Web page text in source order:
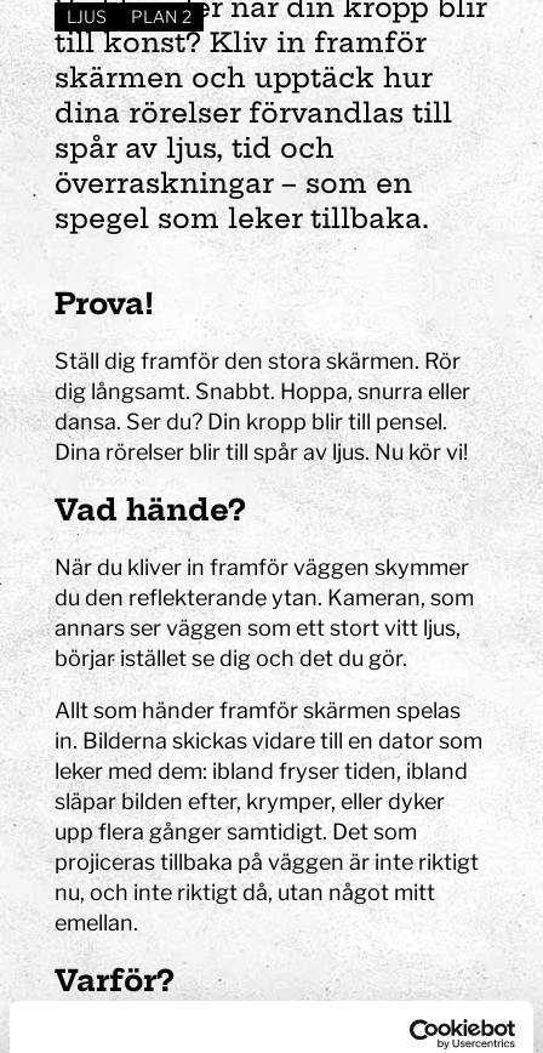
LJUS PLAN 2
Vad händer när din kropp blir
till konst? Kliv in framför
skärmen och upptäck hur
dina rörelser förvandlas till
spår av ljus, tid och
överraskningar – som en
spegel som leker tillbaka.
Prova!
Ställ dig framför den stora skärmen. Rör
dig långsamt. Snabbt. Hoppa, snurra eller
dansa. Ser du? Din kropp blir till pensel.
Dina rörelser blir till spår av ljus. Nu kör vi!
Vad hände?
När du kliver in framför väggen skymmer
du den reflekterande ytan. Kameran, som
annars ser väggen som ett stort vitt ljus,
börjar istället se dig och det du gör.
Allt som händer framför skärmen spelas
in. Bilderna skickas vidare till en dator som
leker med dem: ibland fryser tiden, ibland
släpar bilden efter, krymper, eller dyker
upp flera gånger samtidigt. Det som
projiceras tillbaka på väggen är inte riktigt
nu, och inte riktigt då, utan något mitt
emellan.
Varför?
Datorn bearbetar bilderna och visar